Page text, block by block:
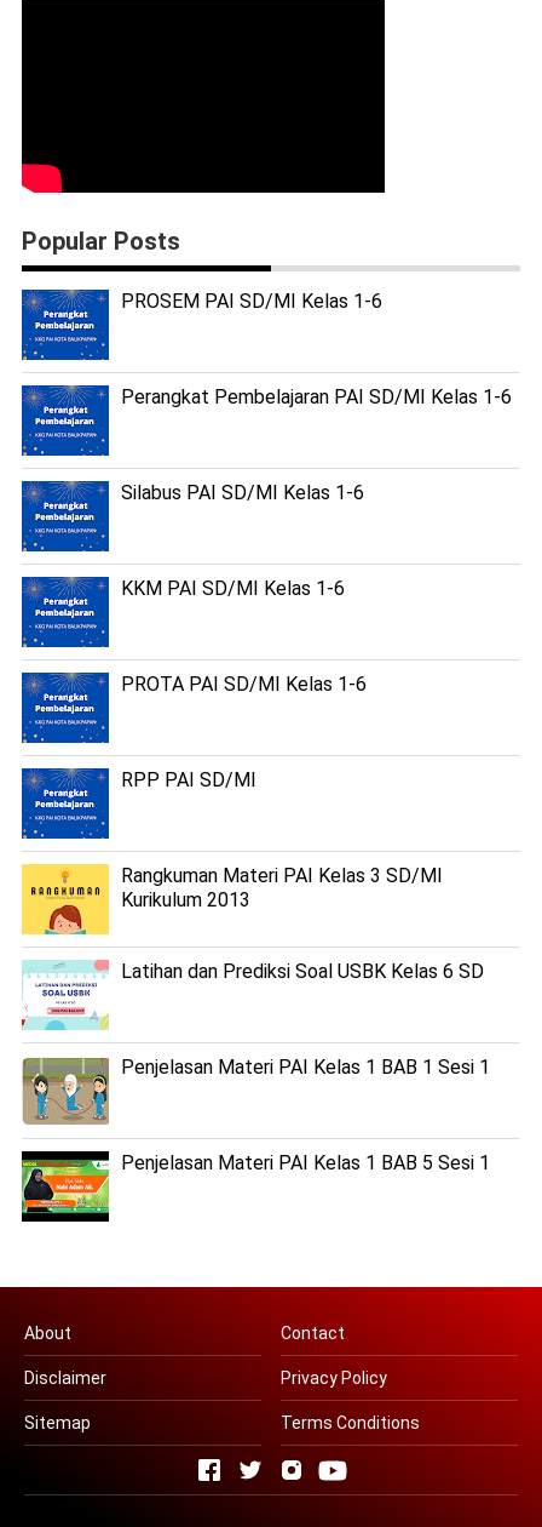
Popular Posts
PROSEM PAI SD/MI Kelas 1-6
Perangkat Pembelajaran PAI SD/MI Kelas 1-6
Silabus PAI SD/MI Kelas 1-6
KKM PAI SD/MI Kelas 1-6
PROTA PAI SD/MI Kelas 1-6
RPP PAI SD/MI
Rangkuman Materi PAI Kelas 3 SD/MI
Kurikulum 2013
Latihan dan Prediksi Soal USBK Kelas 6 SD
Penjelasan Materi PAI Kelas 1 BAB 1 Sesi 1
Penjelasan Materi PAI Kelas 1 BAB 5 Sesi 1
About Contact
Disclaimer Privacy Policy
Sitemap Terms Conditions